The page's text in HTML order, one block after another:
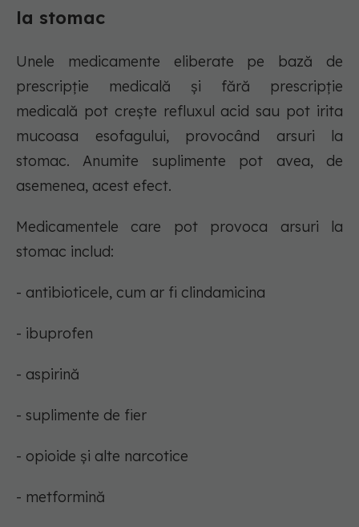
la stomac
Unele medicamente eliberate pe bază de
prescripție medicală și fără prescripție
medicală pot crește refluxul acid sau pot irita
mucoasa esofagului, provocând arsuri la
stomac. Anumite suplimente pot avea, de
asemenea, acest efect.
Medicamentele care pot provoca arsuri la
stomac includ:
- antibioticele, cum ar fi clindamicina
- ibuprofen
- aspirină
- suplimente de fier
- opioide și alte narcotice
- metformină